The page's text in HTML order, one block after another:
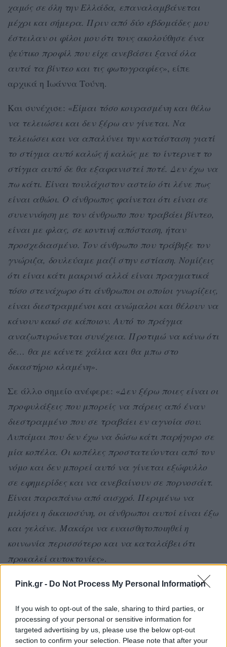
Pink.gr - Do Not Process My Personal Information
If you wish to opt-out of the sale, sharing to third parties, or
processing of your personal or sensitive information for
targeted advertising by us, please use the below opt-out
section to confirm your selection. Please note that after your
χαμός σε όλη την Ελλάδα, επαναλαμβάνεται
μέχρι και σήμερα. Πριν από δύο εβδομάδες μου
έστειλαν οι φίλοι μου ότι τους ακολούθησε ένα
ψεύτικο προφίλ που είχε ανεβάσει ξανά όλα
αυτά τα βίντεο και τις φωτογραφίες», είπε
αρχικά η Ιωάννα Τούνη.
Και συνέχισε: «Είμαι τόσο κουρασμένη και θέλω
να τελειώσει και δεν ξέρω αν γίνεται. Να
τελειώσει και να απαλύνει την κατάσταση γιατί
το στίγμα αυτό καλώς ή καλώς με το ίντερνετ το
στίγμα αυτό δε θα εξαφανιστεί ποτέ. Δεν έχω να
πω κάτι. Είναι τουλάχιστον αστείο ότι λένε πως
είναι αθώοι. Ο άνθρωπος φαίνεται ότι είναι σε
συνεννόηση με τον άνθρωπο που τραβάει βίντεο,
είναι με φλας, σε κοντινή απόσταση, ήταν
προσχεδιασμένο. Τον άνθρωπο που τράβηξε τον
γνώριζα, δουλεύαμε μαζί στην εστίαση. Νομίζεις
ότι είναι κάτι μακρινό αλλά είναι πραγματικά
τόσο στενάχωρο ότι άνθρωποι οι οποίοι γνωρίζεις,
είναι διεστραμμένοι και ανώμαλοι και θέλουν να
κάνουν κακό σε κάποιον. Αυτό το πράγμα
αναζωπυρώνεται συνέχεια. Προτιμώ να κάνω ότι
δε… θα με κάνετε χάλια και θα μπω στο
δικαστήριο κλαμένη».
Σε άλλο σημείο ανέφερε: «Δεν ξέρω ποιες είναι οι
προφυλάξεις που μπορείς να πάρεις από έναν
διεστραμμένο που σε τραβάει εν αγνοία σου.
Λυπάμαι που δεν έχω να δώσω κάτι παρήγορο σε
μία κοπέλα. Οι κοπέλες προστατεύονται από τον
νόμο και δεν μπορεί αυτό να γίνεται εξώφυλλο
σε εφημερίδες και να ανεβαίνουν σε πορνοσάιτ.
Είναι παραπάνω από αισχρό. Περιμένω να
μιλήσει η δικαιοσύνη, οι άνθρωποι αυτοί είναι έξω
και γελάνε. Μακάρι να ευαισθητοποιηθεί η
κοινωνία περισσότερο και να καταλάβει ότι
προκαλεί αυτοκτονίες».